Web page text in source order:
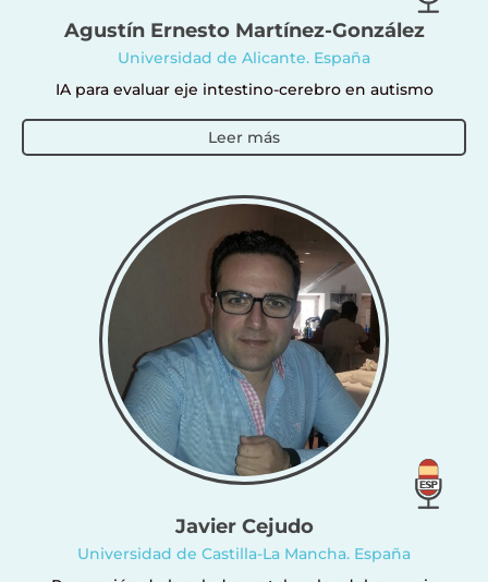
Agustín Ernesto Martínez-González
Universidad de Alicante. España
IA para evaluar eje intestino-cerebro en autismo
Leer más
Javier Cejudo
Universidad de Castilla-La Mancha. España